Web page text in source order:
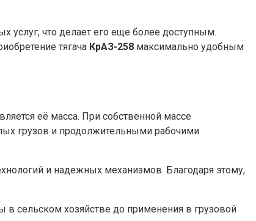
услуг, что делает его еще более доступным.
тягача КрАЗ-258 максимально удобным
её масса. При собственной массе
грузов и продолжительными рабочими
и надежных механизмов. Благодаря этому,
в сельском хозяйстве до применения в грузовой